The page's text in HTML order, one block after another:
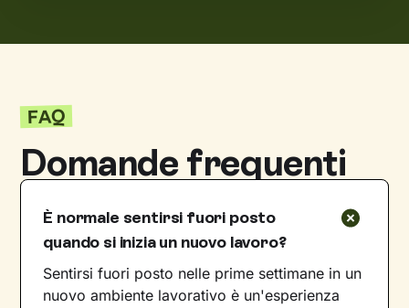
FAQ
Domande frequenti
È normale sentirsi fuori posto
quando si inizia un nuovo lavoro?
Sentirsi fuori posto nelle prime settimane in un
nuovo ambiente lavorativo è un'esperienza